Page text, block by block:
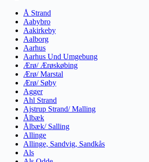
Å Strand
Aabybro
Aakirkeby
Aalborg
Aarhus
Aarhus Und Umgebung
Ærø/ Ærøskøbing
Ærø/ Marstal
Ærø/ Søby
Agger
Ahl Strand
Ajstrup Strand/ Malling
Ålbæk
Ålbæk/ Salling
Allinge
Allinge, Sandvig, Sandkås
Als